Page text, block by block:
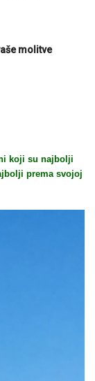
molitve
koji su najbolji
prema svojoj